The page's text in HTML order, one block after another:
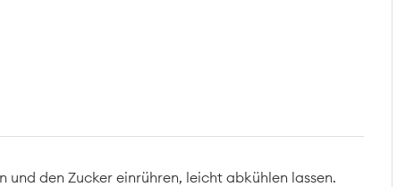
den Zucker einrühren, leicht abkühlen lassen.